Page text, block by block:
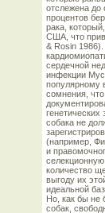
отслежена до
процентов
рака,
США, что
& Rosin
сердечной
инфекции
популярному
сомнения,
собака не
(например,
и
количество
выгоду их
идеальной
Но, как бы не
собак,